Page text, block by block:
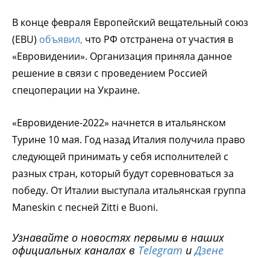
В конце февраля Европейский вещательный союз
(EBU) объявил, что РФ отстранена от участия в
«Евровидении». Организация приняла данное
решение в связи с проведением Россией
спецоперации на Украине.
«Евровидение-2022» начнется в итальянском
Турине 10 мая. Год назад Италия получила право
следующей принимать у себя исполнителей с
разных стран, который будут соревноваться за
победу. От Италии выступала итальянская группа
Maneskin с песней Zitti e Buoni.
Узнавайте о новостях первыми в наших
официальных каналах в Telegram иДзене